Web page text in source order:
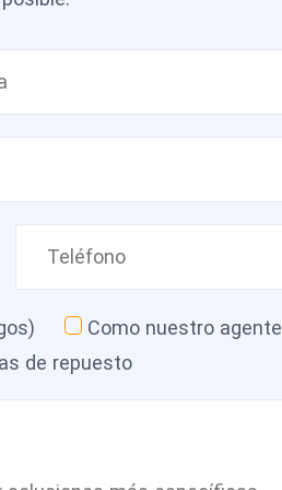
Como nuestro agente
de repuesto